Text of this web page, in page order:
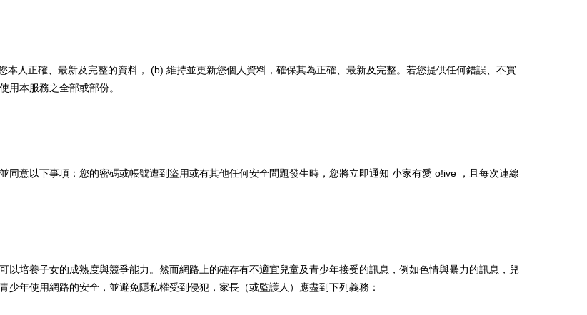
人正確、最新及完整的資料， (b) 維持並更新您個人資料，確保其為正確、最新及完整。若您提供任何錯誤、不實
用本服務之全部或部份。
意以下事項：您的密碼或帳號遭到盜用或有其他任何安全問題發生時，您將立即通知 小家有愛 o!ive
，且每次連線
以培養子女的成熟度與競爭能力。然而網路上的確存有不適宜兒童及青少年接受的訊息，例如色情與暴力的訊息，兒
年使用網路的安全，並避免隱私權受到侵犯，家長（或監護人）應盡到下列義務：